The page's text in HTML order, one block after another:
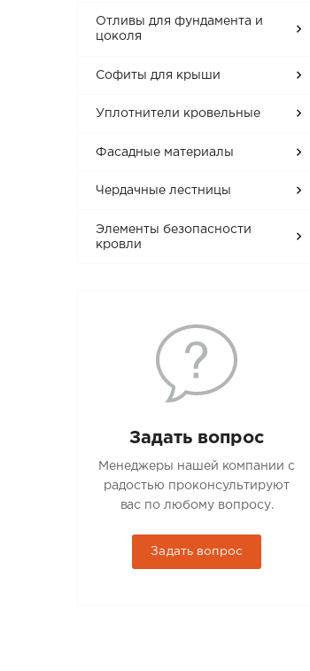
Отливы для фундамента и
цоколя
Софиты для крыши
Уплотнители кровельные
Фасадные материалы
Чердачные лестницы
Элементы безопасности
кровли
Задать вопрос
Менеджеры нашей компании с
радостью проконсультируют
вас по любому вопросу.
Задать вопрос